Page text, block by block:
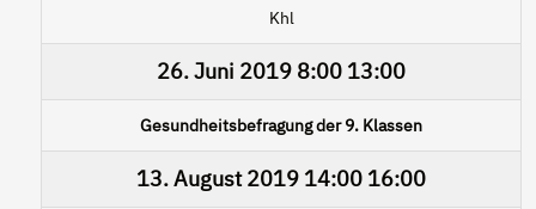
Khl
26. Juni 2019 8:00 13:00
Gesundheitsbefragung der 9. Klassen
13. August 2019 14:00 16:00